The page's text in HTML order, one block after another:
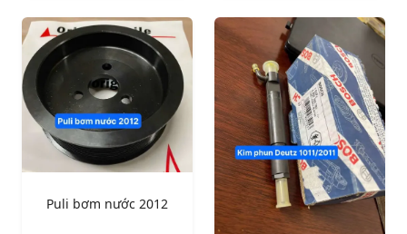
Puli bơm nước 2012